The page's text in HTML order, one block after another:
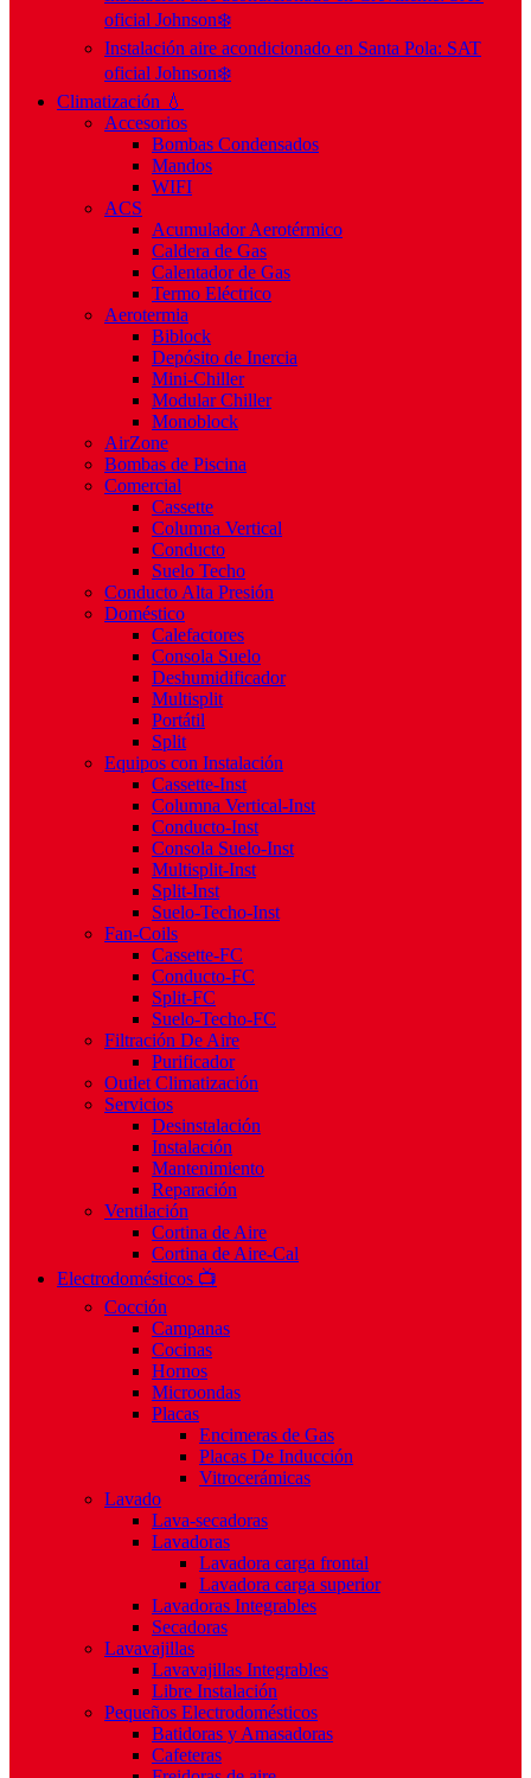
oficial Johnson❄️
Instalación aire acondicionado en Santa Pola: SAT
oficial Johnson❄️
Climatización 💧
Accesorios
Bombas Condensados
Mandos
WIFI
ACS
Acumulador Aerotérmico
Caldera de Gas
Calentador de Gas
Termo Eléctrico
Aerotermia
Biblock
Depósito de Inercia
Mini-Chiller
Modular Chiller
Monoblock
AirZone
Bombas de Piscina
Comercial
Cassette
Columna Vertical
Conducto
Suelo Techo
Conducto Alta Presión
Doméstico
Calefactores
Consola Suelo
Deshumidificador
Multisplit
Portátil
Split
Equipos con Instalación
Cassette-Inst
Columna Vertical-Inst
Conducto-Inst
Consola Suelo-Inst
Multisplit-Inst
Split-Inst
Suelo-Techo-Inst
Fan-Coils
Cassette-FC
Conducto-FC
Split-FC
Suelo-Techo-FC
Filtración De Aire
Purificador
Outlet Climatización
Servicios
Desinstalación
Instalación
Mantenimiento
Reparación
Ventilación
Cortina de Aire
Cortina de Aire-Cal
Electrodomésticos 📺
Cocción
Campanas
Cocinas
Hornos
Microondas
Placas
Encimeras de Gas
Placas De Inducción
Vitrocerámicas
Lavado
Lava-secadoras
Lavadoras
Lavadora carga frontal
Lavadora carga superior
Lavadoras Integrables
Secadoras
Lavavajillas
Lavavajillas Integrables
Libre Instalación
Pequeños Electrodomésticos
Batidoras y Amasadoras
Cafeteras